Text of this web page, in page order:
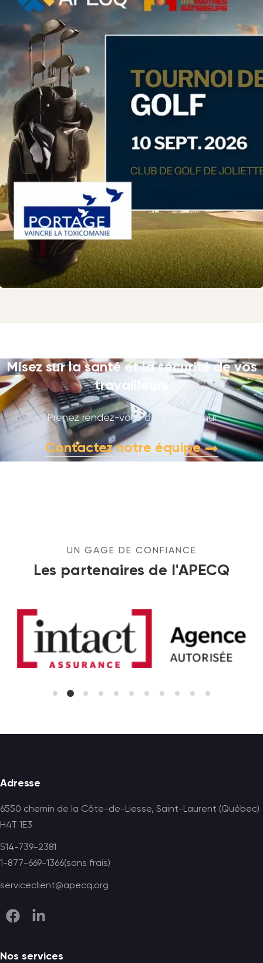
Misez sur la santé et la sécurité de vos
travailleurs
Prenez rendez-vous dès aujourd'hui
Contactez notre équipe
Brand AreaUN GAGE DE CONFIANCE
Les partenaires de l'APECQ
Footer
Adresse
6550 chemin de la Côte-de-Liesse, Saint-Laurent (Québec)
H4T 1E3
514-739-2381
1-877-669-1366(sans frais)
serviceclient@apecq.org
Nos services